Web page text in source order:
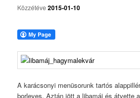
Közzétéve2015-01-10
A karácsonyi menüsorunk tartós
borleves. Aztán jött a libamáj és átvette